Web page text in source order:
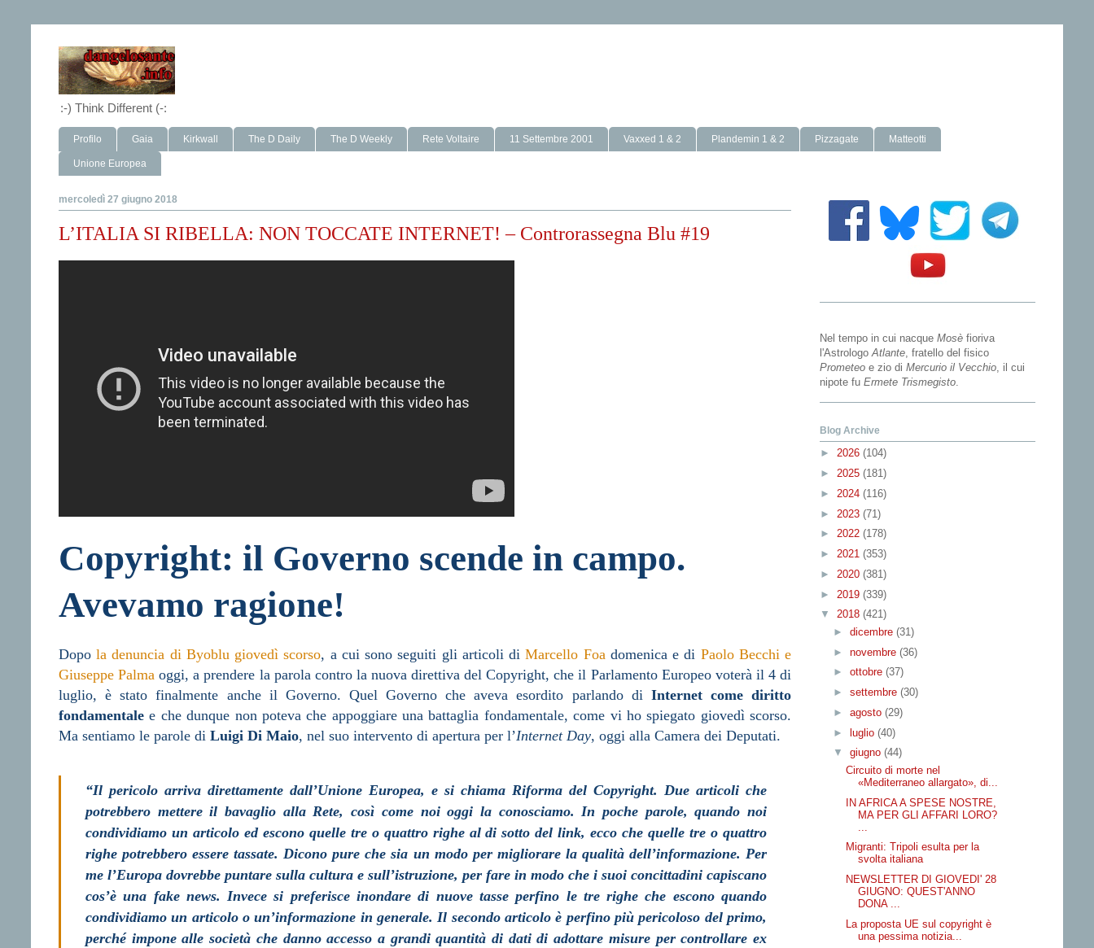
:-) Think Different (-:
Profilo Gaia Kirkwall The D Daily The D Weekly Rete Voltaire 11 Settembre 2001 Vaxxed 1 & 2 Plandemin 1 & 2 Pizzagate Matteotti
Unione Europea
mercoledì 27 giugno 2018
L’ITALIA SI RIBELLA: NON TOCCATE INTERNET! – Controrassegna Blu #19
Copyright: il Governo scende in campo.
Avevamo ragione!
Dopola denuncia di Byoblu giovedì scorso, a cui sono seguiti gli articoli diMarcello Foadomenica e di Paolo Becchi e
Giuseppe Palma oggi, a prendere la parola contro la nuova direttiva del Copyright, che il Parlamento Europeo voterà il 4 di
luglio, è stato finalmente anche il Governo. Quel Governo che aveva esordito parlando di Internet come diritto
fondamentale e che dunque non poteva che appoggiare una battaglia fondamentale, come vi ho spiegato giovedì scorso.
Ma sentiamo le parole di Luigi Di Maio, nel suo intervento di apertura per l’Internet Day, oggi alla Camera dei Deputati.
“Il pericolo arriva direttamente dall’Unione Europea, e si chiama Riforma del Copyright. Due articoli che
potrebbero mettere il bavaglio alla Rete, così come noi oggi la conosciamo. In poche parole, quando noi
condividiamo un articolo ed escono quelle tre o quattro righe al di sotto del link, ecco che quelle tre o quattro
righe potrebbero essere tassate. Dicono pure che sia un modo per migliorare la qualità dell’informazione. Per
me l’Europa dovrebbe puntare sulla cultura e sull’istruzione, per fare in modo che i suoi concittadini capiscano
cos’è una fake news. Invece si preferisce inondare di nuove tasse perfino le tre righe che escono quando
condividiamo un articolo o un’informazione in generale. Il secondo articolo è perfino più pericoloso del primo,
perché impone alle società che danno accesso a grandi quantità di dati di adottare misure per controllare ex
Nel tempo in cui nacque Mosè fioriva
l'Astrologo Atlante , fratello del fisico
Prometeo e zio di Mercurio il Vecchio , il cui
nipote fu Ermete Trismegisto
Blog Archive
► 2026 (104)
► 2025 (181)
► 2024 (116)
► 2023 (71)
► 2022 (178)
► 2021 (353)
► 2020 (381)
► 2019 (339)
▼ 2018 (421)
► dicembre (31)
► novembre (36)
► ottobre (37)
► settembre (30)
► agosto (29)
► luglio (40)
▼ giugno (44)
Circuito di morte nel
«Mediterraneo allargato», di...
IN AFRICA A SPESE NOSTRE,
MA PER GLI AFFARI LORO?
Migranti: Tripoli esulta per la
svolta italiana
NEWSLETTER DI GIOVEDI' 28
GIUGNO: QUEST'ANNO
DONA ...
La proposta UE sul copyright è
una pessima notizia...